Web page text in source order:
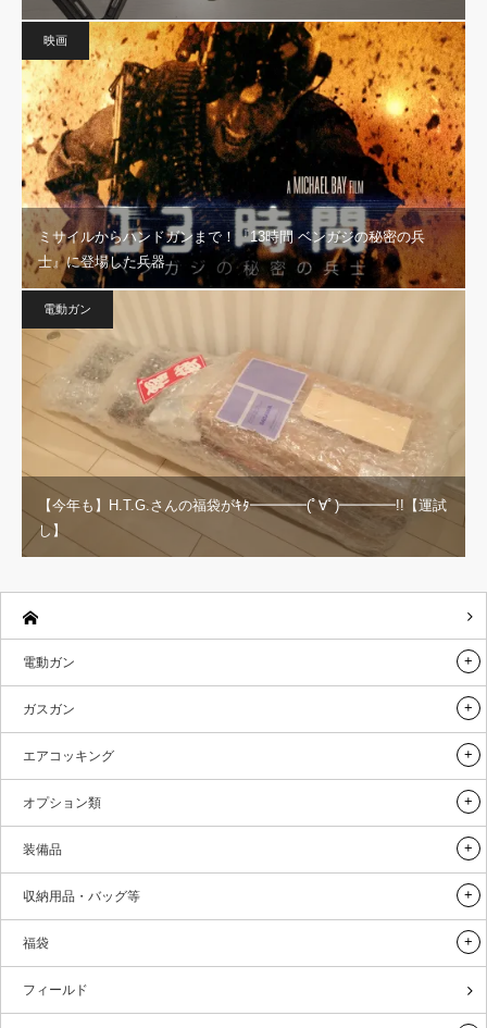
映画
ミサイルからハンドガンまで！『13時間 ベンガジの秘密の兵
士』に登場した兵器
電動ガン
【今年も】H.T.G.さんの福袋がｷﾀ━━━━(ﾟ∀ﾟ)━━━━!!【運試
し】
電動ガン
ガスガン
エアコッキング
オプション類
装備品
収納用品・バッグ等
福袋
フィールド